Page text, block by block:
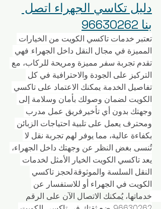
دليل تكاسي الجهراء اتصل
بنا 96630262
تعتبر خدمات تاكسي الكويت من الخيارات
المميزة في مجال النقل داخل الجهراء. فهي
تقدم تجربة سفر مميزة ومريحة للركاب، مع
التركيز على الجودة والاحترافية في كل
تفاصيل الخدمة. يمكنك الاعتماد على تاكسي
الكويت لضمان وصولك بأمان وسلامة إلى
وجهتك بدون أي تأخير.فريق عمل مدرب
ومحترف يعمل على تلبية احتياجات الزبائن
بكفاءة عالية، مما يوفر لهم تجربة نقل لا
تُنسى. بغض النظر عن وجهتك داخل الجهراء،
يعد تاكسي الكويت الخيار الأمثل لخدمات
النقل السلسة والموثوقة.لحجز تاكسي
الكويت في الجهراء أو للاستفسار عن
خدماتها، يُمكنك الاتصال الآن على الرقم